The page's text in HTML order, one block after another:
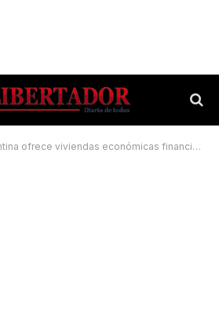
viviendas económicas financiadas en 100 cuotas